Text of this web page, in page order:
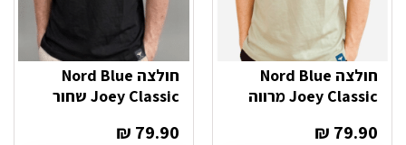
חולצה Nord Blue
Joey Classic מרווה
₪ 79.90
חולצה Nord Blue
Joey Classic שחור
₪ 79.90